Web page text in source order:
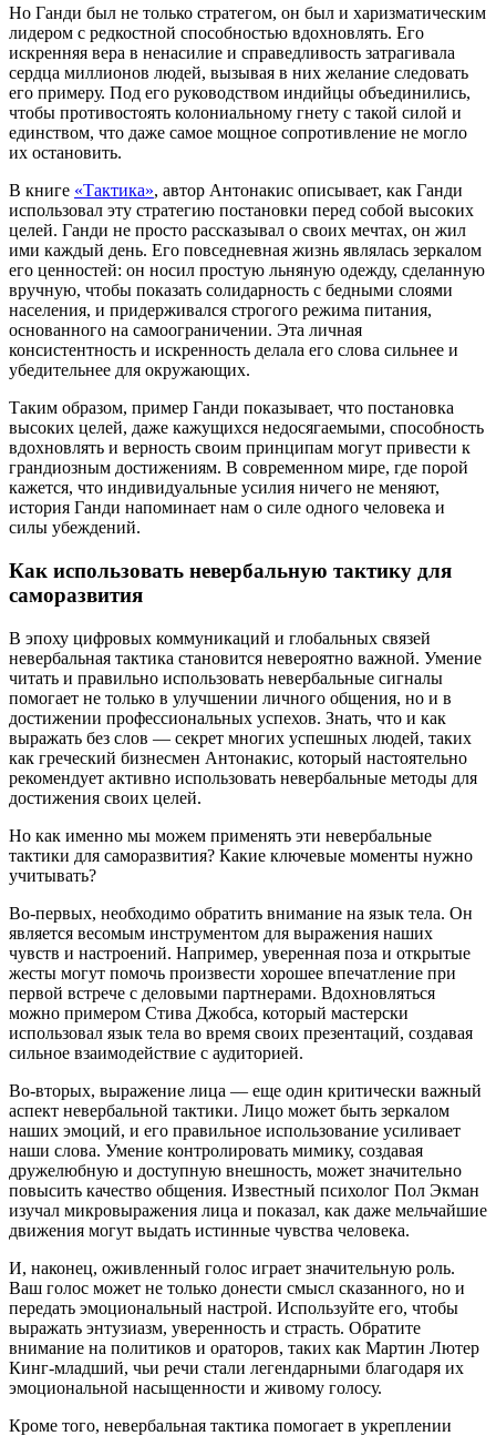
Но Ганди был не только стратегом, он был и харизматическим
лидером с редкостной способностью вдохновлять. Его
искренняя вера в ненасилие и справедливость затрагивала
сердца миллионов людей, вызывая в них желание следовать
его примеру. Под его руководством индийцы объединились,
чтобы противостоять колониальному гнету с такой силой и
единством, что даже самое мощное сопротивление не могло
их остановить.
В книге «Тактика», автор Антонакис описывает, как Ганди
использовал эту стратегию постановки перед собой высоких
целей. Ганди не просто рассказывал о своих мечтах, он жил
ими каждый день. Его повседневная жизнь являлась зеркалом
его ценностей: он носил простую льняную одежду, сделанную
вручную, чтобы показать солидарность с бедными слоями
населения, и придерживался строгого режима питания,
основанного на самоограничении. Эта личная
консистентность и искренность делала его слова сильнее и
убедительнее для окружающих.
Таким образом, пример Ганди показывает, что постановка
высоких целей, даже кажущихся недосягаемыми, способность
вдохновлять и верность своим принципам могут привести к
грандиозным достижениям. В современном мире, где порой
кажется, что индивидуальные усилия ничего не меняют,
история Ганди напоминает нам о силе одного человека и
силы убеждений.
Как использовать невербальную тактику для
саморазвития
В эпоху цифровых коммуникаций и глобальных связей
невербальная тактика становится невероятно важной. Умение
читать и правильно использовать невербальные сигналы
помогает не только в улучшении личного общения, но и в
достижении профессиональных успехов. Знать, что и как
выражать без слов — секрет многих успешных людей, таких
как греческий бизнесмен Антонакис, который настоятельно
рекомендует активно использовать невербальные методы для
достижения своих целей.
Но как именно мы можем применять эти невербальные
тактики для саморазвития? Какие ключевые моменты нужно
учитывать?
Во-первых, необходимо обратить внимание на язык тела. Он
является весомым инструментом для выражения наших
чувств и настроений. Например, уверенная поза и открытые
жесты могут помочь произвести хорошее впечатление при
первой встрече с деловыми партнерами. Вдохновляться
можно примером Стива Джобса, который мастерски
использовал язык тела во время своих презентаций, создавая
сильное взаимодействие с аудиторией.
Во-вторых, выражение лица — еще один критически важный
аспект невербальной тактики. Лицо может быть зеркалом
наших эмоций, и его правильное использование усиливает
наши слова. Умение контролировать мимику, создавая
дружелюбную и доступную внешность, может значительно
повысить качество общения. Известный психолог Пол Экман
изучал микровыражения лица и показал, как даже мельчайшие
движения могут выдать истинные чувства человека.
И, наконец, оживленный голос играет значительную роль.
Ваш голос может не только донести смысл сказанного, но и
передать эмоциональный настрой. Используйте его, чтобы
выражать энтузиазм, уверенность и страсть. Обратите
внимание на политиков и ораторов, таких как Мартин Лютер
Кинг-младший, чьи речи стали легендарными благодаря их
эмоциональной насыщенности и живому голосу.
Кроме того, невербальная тактика помогает в укреплении